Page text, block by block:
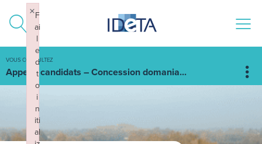
VOUS CONSULTEZ
Appel à candidats – Concession domania...
F
ai
l
e
d
t
o
i
n
iti
al
×